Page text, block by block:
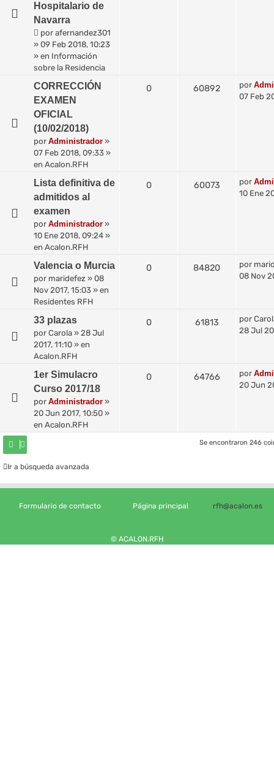
Hospitalario de
Navarra
por afernandez301
» 09 Feb 2018, 10:23
» en Información
sobre la Residencia
CORRECCIÓN
EXAMEN
OFICIAL
(10/02/2018)
por Administrador »
07 Feb 2018, 09:33 »
en Acalon.RFH
0 60892 por
07 Feb
Lista definitiva de
admitidos al
examen
por Administrador »
10 Ene 2018, 09:24 »
en Acalon.RFH
0 60073 por
10 Ene
Valencia o Murcia
por maridefez » 08
Nov 2017, 15:03 » en
Residentes RFH
0 84820 por
08 Nov
33 plazas
por Carola » 28 Jul
2017, 11:10 » en
Acalon.RFH
0 61813 por
28 Jul
1er Simulacro
Curso 2017/18
por Administrador »
20 Jun 2017, 10:50 »
en Acalon.RFH
0 64766 por
20 Jun
Se encontraron 246
Ir a búsqueda avanzada
Formulario de contacto Página principal rfh@acalon.es
© ACALON.RFH